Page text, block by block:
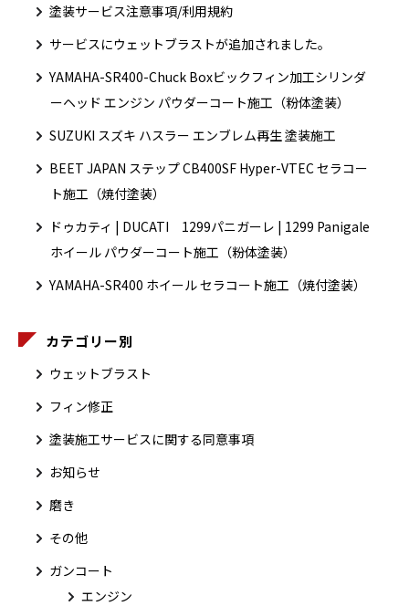
塗装サービス注意事項/利用規約
サービスにウェットブラストが追加されました。
YAMAHA-SR400-Chuck Boxビックフィン加工シリンダ
ーヘッド エンジン パウダーコート施工（粉体塗装）
SUZUKI スズキ ハスラー エンブレム再生 塗装施工
BEET JAPAN ステップ CB400SF Hyper-VTEC セラコー
ト施工（焼付塗装）
ドゥカティ | DUCATI 1299パニガーレ | 1299 Panigale
ホイール パウダーコート施工（粉体塗装）
YAMAHA-SR400 ホイール セラコート施工（焼付塗装）
カテゴリー別
ウェットブラスト
フィン修正
塗装施工サービスに関する同意事項
お知らせ
磨き
その他
ガンコート
エンジン